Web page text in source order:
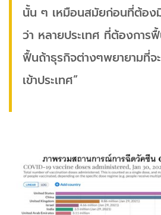
นั้น ๆ เหมือนสมัยก่อนที่ต้อง
ว่า หลายประเทศ ที่ต้องการ
ฟื้นถ้าธุรกิจต่างๆพยายามที่จ
เข้าประเทศ”